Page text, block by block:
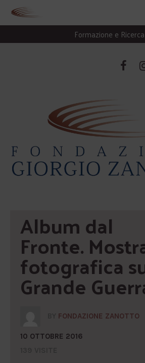
Formazione e Ricerca
Album dal
Fronte.
fotografica
Grande
FONDAZIONE ZANOTTO
10 OTTOBRE 2016